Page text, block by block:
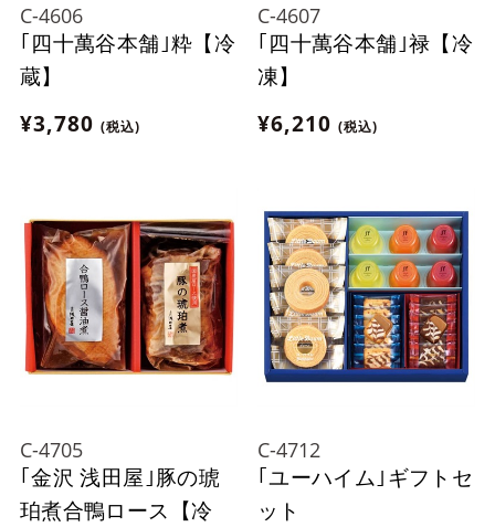
C-4606
｢四十萬谷本舗｣粋【冷
蔵】
¥3,780 (税込)
C-4607
｢四十萬谷本舗｣禄【冷
凍】
¥6,210 (税込)
C-4705
｢金沢 浅田屋｣豚の琥
珀煮合鴨ロース【冷
C-4712
｢ユーハイム｣ギフトセ
ット